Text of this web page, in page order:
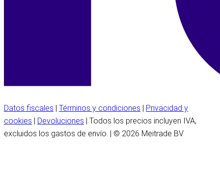
Datos fiscales Términos y condiciones
Privacidad y
cookies
Devoluciones | Todos los precios incluyen IVA,
excluidos los gastos de envío. | © 2026 Meitrade BV